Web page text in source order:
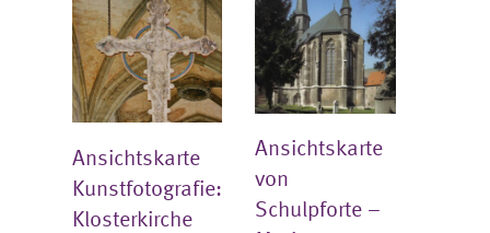
Ansichtskarte
Kunstfotografie:
Klosterkirche
Ansichtskarte
von
Schulpforte –